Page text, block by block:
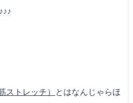
トレッチ）
とはなんじゃらほ